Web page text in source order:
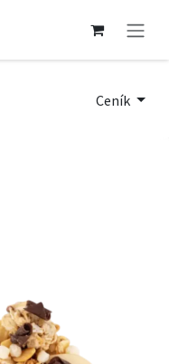
Ceník